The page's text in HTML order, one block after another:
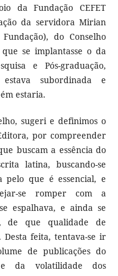
da Fundação CEFET
da servidora Mirian
do Conselho
se implantasse o da
e Pós-graduação,
subordinada e
estaria.
sugeri e definimos o
por compreender
buscam a essência do
latina, buscando-se
pelo que é essencial, e
se romper com a
espalhava, e ainda se
de que qualidade de
feita, tentava-se ir
de publicações do
da volatilidade dos